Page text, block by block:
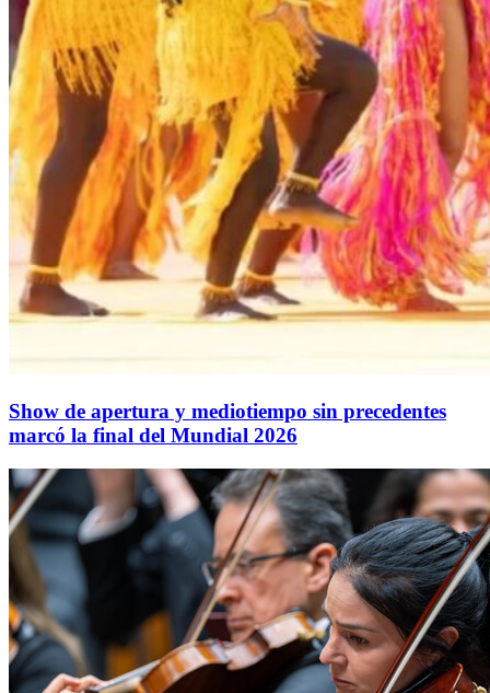
Show de apertura y mediotiempo sin precedentes
marcó la final del Mundial 2026